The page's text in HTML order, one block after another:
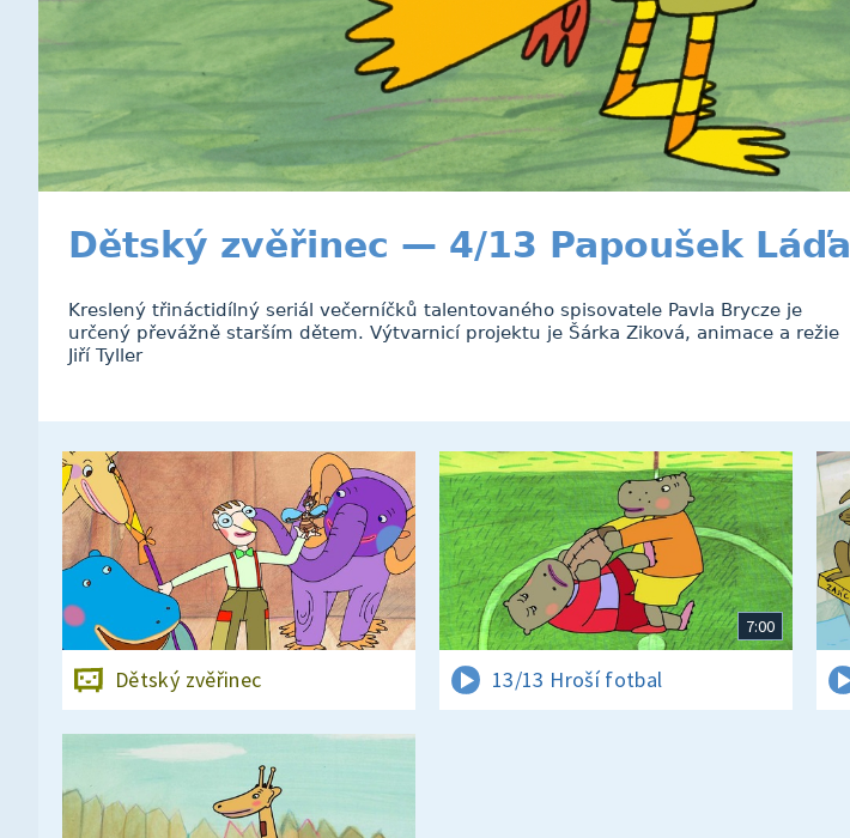
Dětský zvěřinec — 4/13 Papoušek Láďa
Kreslený třináctidílný seriál večerníčků talentovaného spisovatele Pavla Brycze je
určený převážně starším dětem. Výtvarnicí projektu je Šárka Ziková, animace a režie
Jiří Tyller
Dětský zvěřinec
7:00
13/13 Hroší fotbal